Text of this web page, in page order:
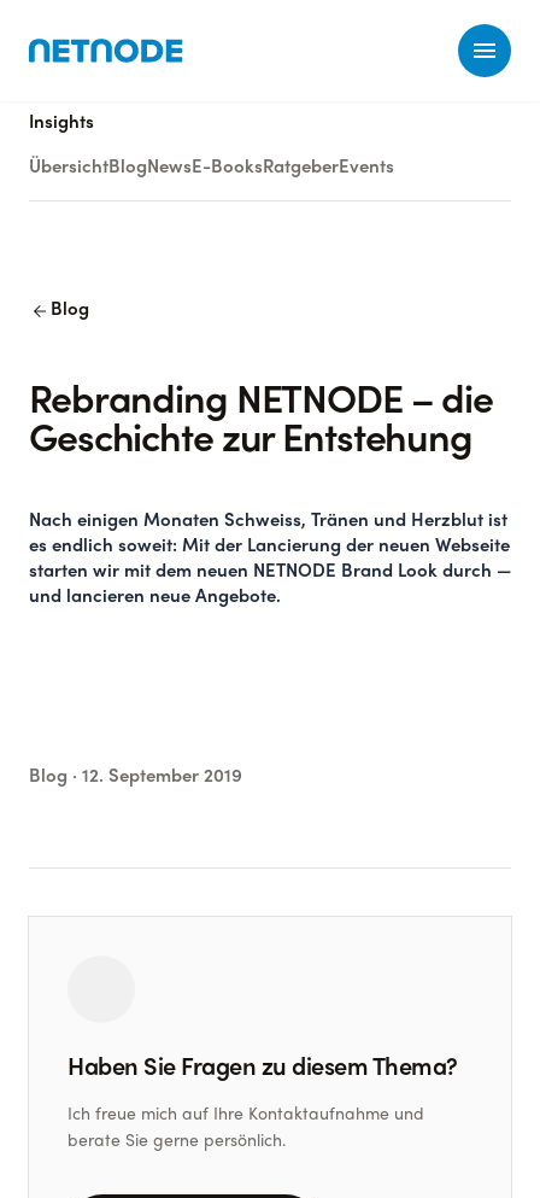
Insights
Übersicht Blog News E-Books Ratgeber Events
arrow_back Blog
Rebranding NETNODE – die
Geschichte zur Entstehung
Nach einigen Monaten Schweiss, Tränen und Herzblut ist
es endlich soweit: Mit der Lancierung der neuen Webseite
starten wir mit dem neuen NETNODE Brand Look durch —
und lancieren neue Angebote.
Blog · 12. September 2019
Haben Sie Fragen zu diesem Thema?
Ich freue mich auf Ihre Kontaktaufnahme und
berate Sie gerne persönlich.